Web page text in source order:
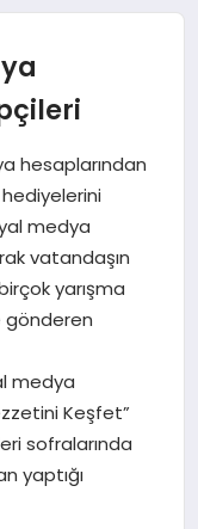
hesaplarından
medya
vatandaşın
yarışma
gönderen
medya
Keşfet”
sofralarında
yaptığı